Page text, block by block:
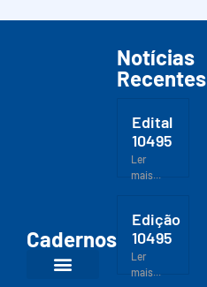
Cadernos
Notícias
Recentes
Edital
10495
Ler
mais...
Edição
10495
Ler
mais...